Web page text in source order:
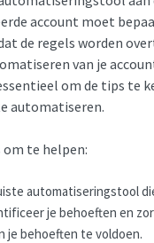
account moet
de regels worden
van je
om de tips te
automatiseren.
te helpen:
automatiseringstool
je behoeften en
je behoeften te voldoen.